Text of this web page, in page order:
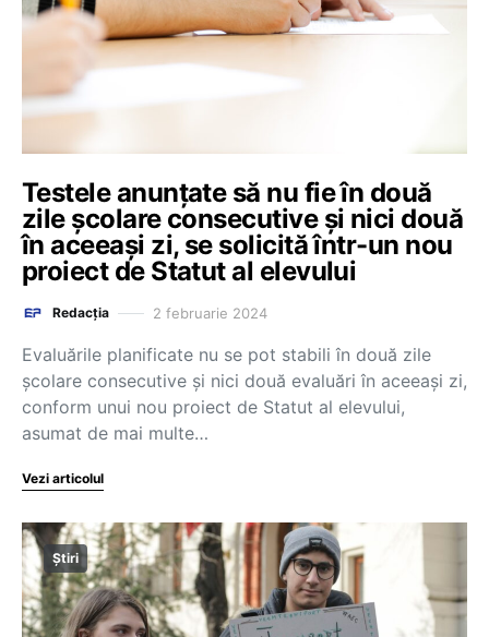
Testele anunțate să nu fie în două
zile școlare consecutive și nici două
în aceeași zi, se solicită într-un nou
proiect de Statut al elevului
Redacția 2 februarie 2024
Evaluările planificate nu se pot stabili în două zile
școlare consecutive și nici două evaluări în aceeași zi,
conform unui nou proiect de Statut al elevului,
asumat de mai multe…
Vezi articolul
Știri